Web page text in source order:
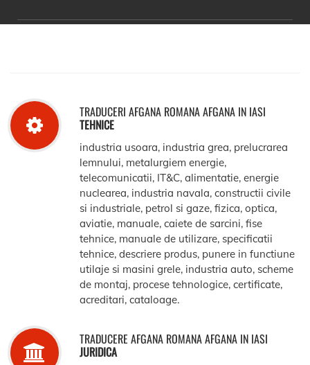
TRADUCERI AFGANA ROMANA AFGANA IN IASI
TEHNICE
industria usoara, industria grea, prelucrarea
lemnului, metalurgiem energie,
telecomunicatii, IT&C, alimentatie, energie
nuclearea, industria navala, constructii civile
si industriale, petrol si gaze, fizica, optica,
aviatie, manuale, caiete de sarcini, fise
tehnice, manuale de utilizare, specificatii
tehnice, descriere produs, punere in functiune
utilaje si masini grele, industria auto, scheme
de montaj, procese tehnologice, certificate,
acreditari, cataloage.
TRADUCERE AFGANA ROMANA AFGANA IN IASI
JURIDICA